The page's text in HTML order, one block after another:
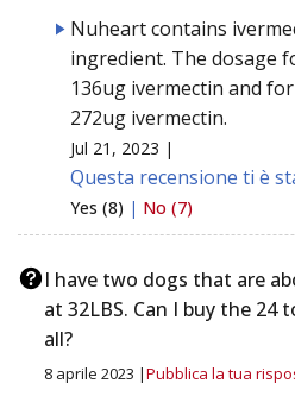
Nuheart contains
ingredient. The dosage
136ug ivermectin and
272ug ivermectin.
Jul 21, 2023 |
Questa recensione ti è
Yes (8) | No (7)
I have two dogs that are
at 32LBS. Can I buy the 24
all?
8 aprile 2023 |Pubblica la tua